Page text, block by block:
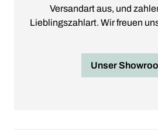
Versandart aus, und
Lieblingszahlart. Wir freuen
Unser